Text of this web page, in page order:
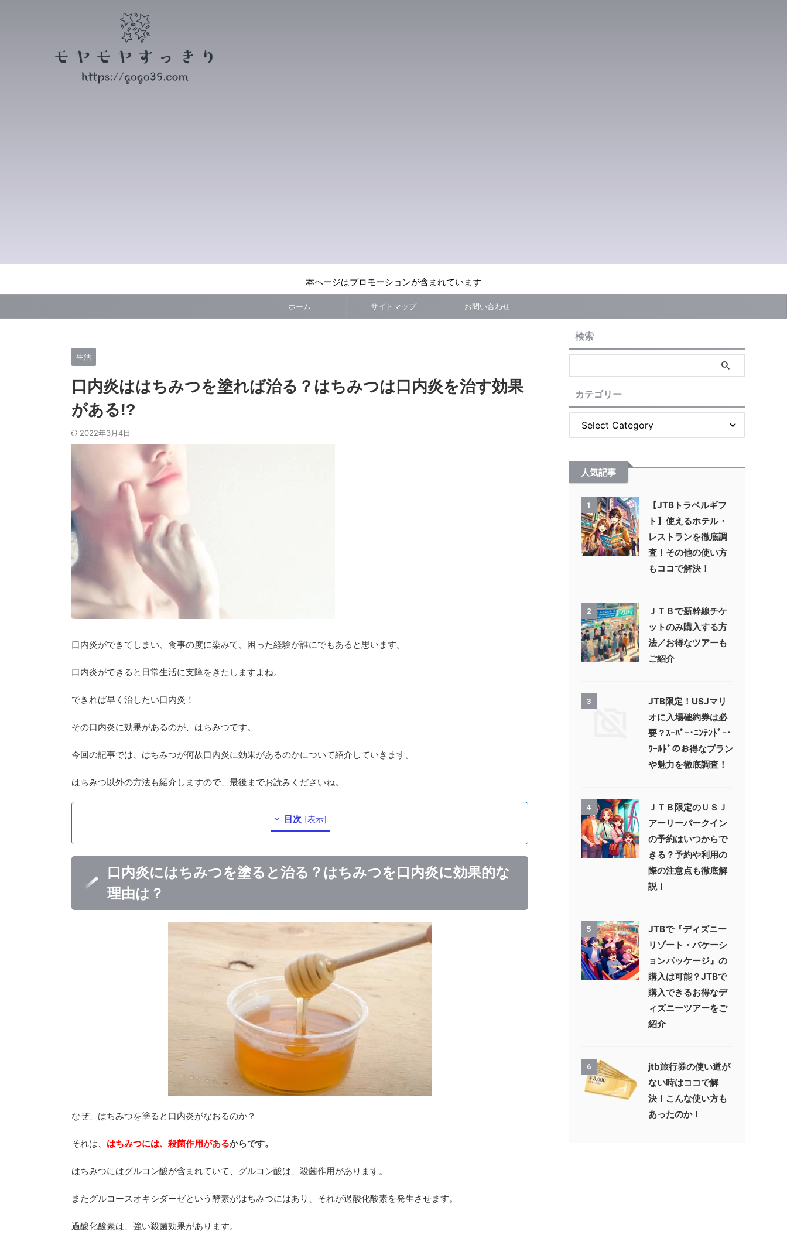
本ページはプロモーションが含まれています
ホーム サイトマップ お問い合わせ
生活
口内炎ははちみつを塗れば治る？はちみつは口内炎を治す効果
がある!?
2022年3月4日
口内炎ができてしまい、食事の度に染みて、困った経験が誰にでもあると思います。
口内炎ができると日常生活に支障をきたしますよね。
できれば早く治したい口内炎！
その口内炎に効果があるのが、はちみつです。
今回の記事では、はちみつが何故口内炎に効果があるのかについて紹介していきます。
はちみつ以外の方法も紹介しますので、最後までお読みくださいね。
目次 [表示]
口内炎にはちみつを塗ると治る？はちみつを口内炎に効果的な
理由は？
なぜ、はちみつを塗ると口内炎がなおるのか？
それは、 はちみつには、殺菌作用があるからです。
はちみつにはグルコン酸が含まれていて、グルコン酸は、殺菌作用があります。
またグルコースオキシダーゼという酵素がはちみつにはあり、それが過酸化酸素を発生させます。
過酸化酸素は、強い殺菌効果があります。
検索
カテゴリー
人気記事
1
【JTBトラベルギフ
ト】使えるホテル・
レストランを徹底調
査！その他の使い方
もココで解決！
2
ＪＴＢで新幹線チケ
ットのみ購入する方
法／お得なツアーも
ご紹介
3
JTB限定！USJマリ
オに入場確約券は必
要？ｽｰﾊﾟｰ･ﾆﾝﾃﾝﾄﾞｰ･
ﾜｰﾙﾄﾞのお得なプラン
や魅力を徹底調査！
4
ＪＴＢ限定のＵＳＪ
アーリーパークイン
の予約はいつからで
きる？予約や利用の
際の注意点も徹底解
説！
5
JTBで『ディズニー
リゾート・バケーシ
ョンパッケージ』の
購入は可能？JTBで
購入できるお得なデ
ィズニーツアーをご
紹介
6
jtb旅行券の使い道が
ない時はココで解
決！こんな使い方も
あったのか！